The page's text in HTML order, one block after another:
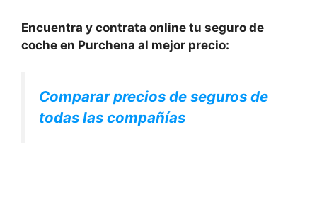
Encuentra y contrata online tu seguro de
coche en Purchena al mejor precio:
Comparar precios de seguros de
todas las compañías